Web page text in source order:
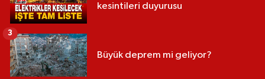
kesintileri duyurusu
Büyük deprem mi geliyor?
3